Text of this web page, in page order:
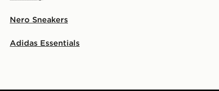
Nero Sneakers
Adidas Essentials